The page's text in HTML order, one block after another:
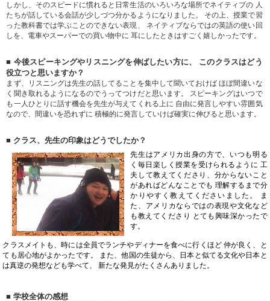
しかし、そのスピードに慣れると日常生活のいろいろな場所でネイティブの 人
たちが話している会話が少しづつ分かるようになりました。 その上、授業で習
った教科書では学ぶことのできない表現、 ネイティブならではの英語の使い回
しを、電車やスーパーでの買い物中に 耳にしたときはすごく嬉しかったです。
■ 今後スピーキングやリスニングを伸ばしたい方に、 このクラスはどう
役立つと思いますか？
まず、リスニングは先生の話してることを集中して聞いておけば ほぼ間違いな
く聞き取れるようになるのでうってつけだと思います。 スピーキングはいつで
も一人ひとりに話す機会を先生が与えてくれる上に 自由に発言しやすい雰囲気
なので、間違いを恐れずに 積極的に発言していけば確実に伸びると思います。
■ クラス、先生の印象はどうでしたか？
先生はアメリカ出身の方で、いつも明る
く毎日楽しく授業を受けられるように 工
夫して教えてくださり、分からないこと
があればどんなことでも 理解するまで分
かりやすく教えてくださいました。 ま
た、アメリカならではの表現や文化など
も教えてくださり とても興味深かったで
す。
クラスメイトも、時には全員でランチやディナーを食べに行くほど 仲が良く、と
ても居心地がよかったです。 また、他国の生徒から、日本と似てる文化や日本と
は真逆の発想なども学べて、 新たな発見がたくさんありました。
■ 学校全体の感想